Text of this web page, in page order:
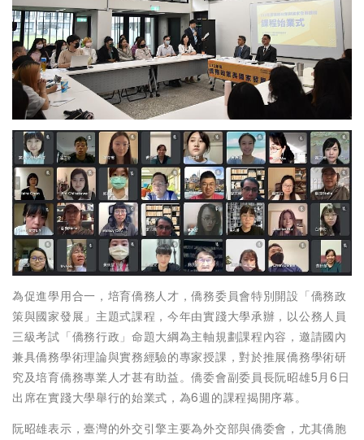
為促進學用合一，培育僑務人才，僑務委員會特別開設「僑務政
策與國家發展」主題式課程，今年由實踐大學承辦，以公務人員
三級考試「僑務行政」命題大綱為主軸規劃課程內容，邀請國內
兼具僑務學術理論與實務經驗的專家授課，對於推展僑務學術研
究及培育僑務專業人才甚有助益。僑委會副委員長阮昭雄5月6日
出席在實踐大學舉行的始業式，為6週的課程揭開序幕。
阮昭雄表示，臺灣的外交引擎主要為外交部與僑委會，尤其僑胞